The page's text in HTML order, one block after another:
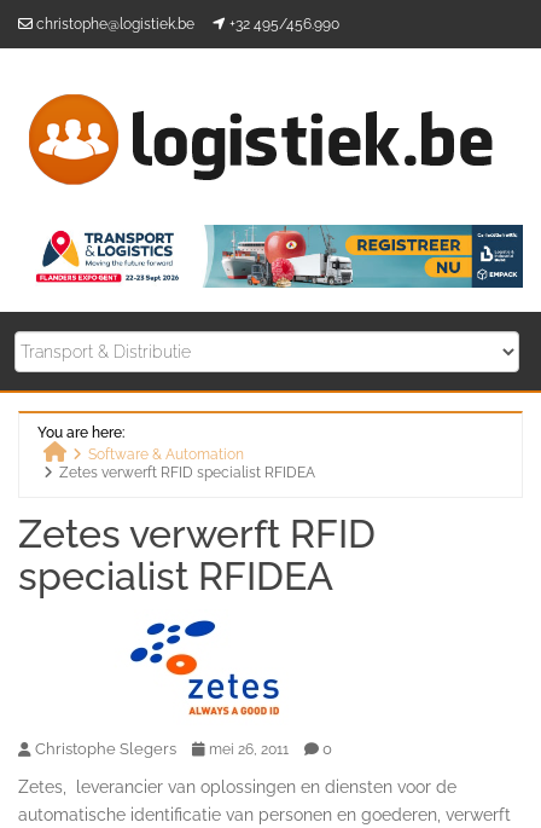
christophe@logistiek.be +32 495/456.990
You are here:
Home
Software & Automation
Zetes verwerft RFID specialist RFIDEA
Zetes verwerft RFID
specialist RFIDEA
Christophe Slegers mei 26, 2011 0
Zetes, leverancier van oplossingen en diensten voor de
automatische identificatie van personen en goederen, verwerft